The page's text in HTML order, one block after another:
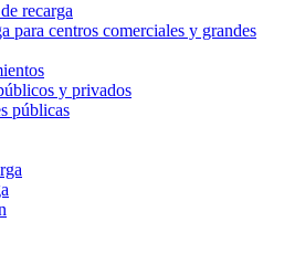
recarga
para centros comerciales y grandes
y privados
públicas